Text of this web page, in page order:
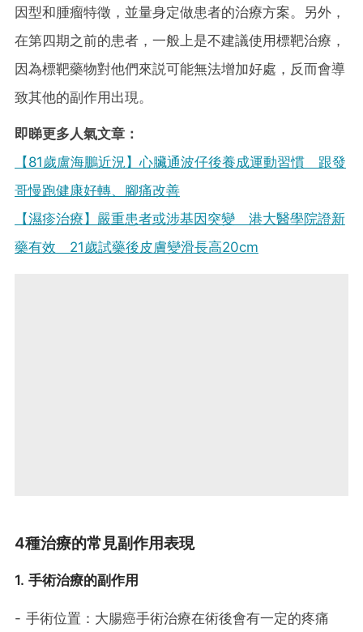
因型和腫瘤特徵，並量身定做患者的治療方案。另外，
在第四期之前的患者，一般上是不建議使用標靶治療，
因為標靶藥物對他們來説可能無法增加好處，反而會導
致其他的副作用出現。
即睇更多人氣文章：
【81歲盧海鵬近況】心臟通波仔後養成運動習慣 跟發
哥慢跑健康好轉、腳痛改善
【濕疹治療】嚴重患者或涉基因突變 港大醫學院證新
藥有效 21歲試藥後皮膚變滑長高20cm
4種治療的常見副作用表現
1. 手術治療的副作用
- 手術位置：大腸癌手術治療在術後會有一定的疼痛